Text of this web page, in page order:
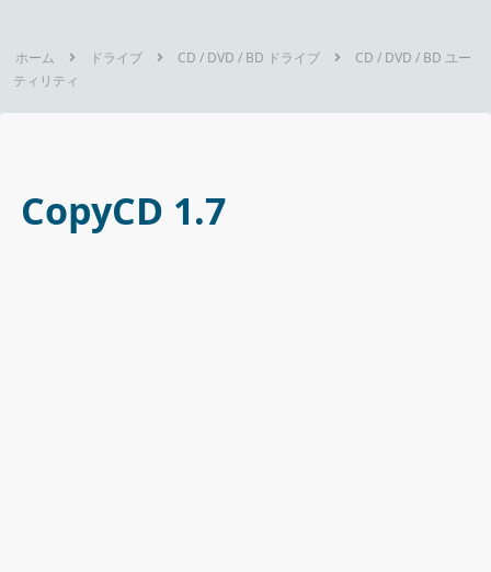
ホーム ドライブ CD / DVD / BD ドライブ
CD / DVD / BD ユー
ティリティ
CopyCD 1.7